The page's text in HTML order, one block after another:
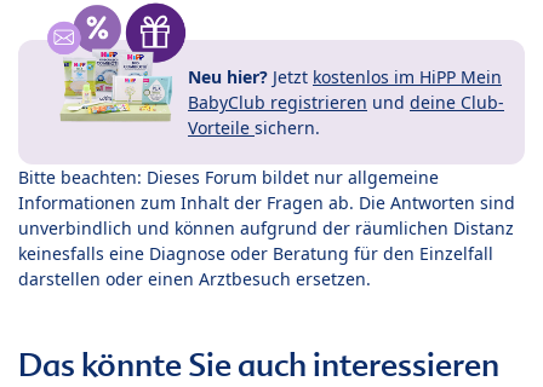
Neu hier? Jetzt kostenlos im HiPP Mein
BabyClub registrieren und deine Club-
Vorteile sichern.
Bitte beachten: Dieses Forum bildet nur allgemeine
Informationen zum Inhalt der Fragen ab. Die Antworten sind
unverbindlich und können aufgrund der räumlichen Distanz
keinesfalls eine Diagnose oder Beratung für den Einzelfall
darstellen oder einen Arztbesuch ersetzen.
Das könnte Sie auch interessieren